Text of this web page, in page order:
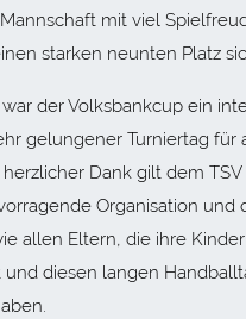
mit viel
starken neunten Platz
war der Volksbankcup ein
gelungener Turniertag für
herzlicher Dank gilt dem
Organisation und
allen Eltern, die ihre
und diesen langen